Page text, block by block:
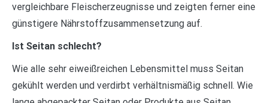
vergleichbare Fleischerzeugnisse und zeigten ferner eine
günstigere Nährstoffzusammensetzung auf.
Ist Seitan schlecht?
Wie alle sehr eiweißreichen Lebensmittel muss Seitan
gekühlt werden und verdirbt verhältnismäßig schnell. Wie